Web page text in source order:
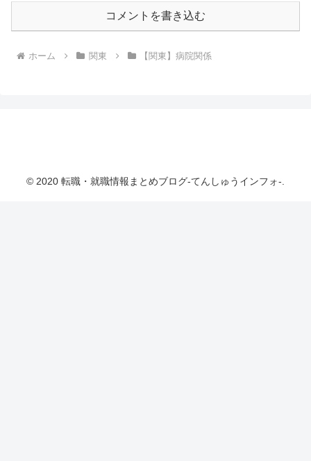
コメントを書き込む
ホーム 関東 【関東】病院関係
© 2020 転職・就職情報まとめブログ-てんしゅうインフォ-.